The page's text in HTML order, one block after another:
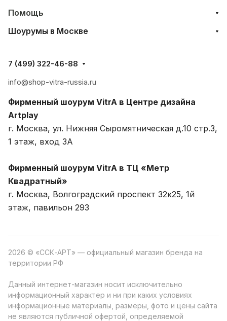
Помощь
Шоурумы в Москве
7 (499) 322-46-88
info@shop-vitra-russia.ru
Фирменный шоурум VitrA в Центре дизайна
Artplay
г. Москва, ул. Нижняя Сыромятническая д.10 стр.3,
1 этаж, вход 3A
Фирменный шоурум VitrA в ТЦ «Метр
Квадратный»
г. Москва, Волгоградский проспект 32к25, 1й
этаж, павильон 293
2026 © «ССК-АРТ» — официальный магазин бренда на
территории РФ
Данный интернет-магазин носит исключительно
информационный характер и ни при каких условиях
информационные материалы, размеры, фото и цены сайта
не являются публичной офертой, определяемой